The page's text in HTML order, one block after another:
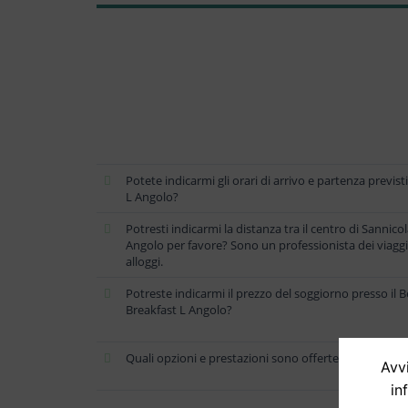
Potete indicarmi gli orari di arrivo e partenza
L Angolo?
Potresti indicarmi la distanza tra il centro di
Angolo per favore? Sono un professionista dei
alloggi.
Potreste indicarmi il prezzo del soggiorno presso il
Breakfast L Angolo?
Quali opzioni e prestazioni sono offerte presso B&B